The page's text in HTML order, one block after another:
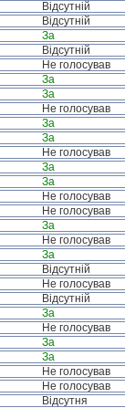
Відсутній
Відсутній
За
Відсутній
Не голосував
За
За
Не голосував
За
За
Не голосував
За
За
Не голосував
Не голосував
За
Не голосував
За
Відсутній
Не голосував
Відсутній
За
Не голосував
За
За
Не голосував
Не голосував
Відсутня